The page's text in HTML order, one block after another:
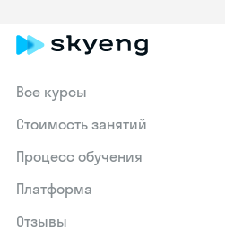
Все курсы
Стоимость занятий
Процесс обучения
Платформа
Отзывы